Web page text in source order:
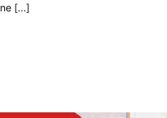
[...]